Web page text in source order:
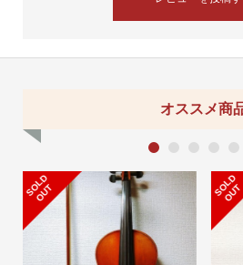
オススメ商
S
L
D
O
U
1 2 3 4 5